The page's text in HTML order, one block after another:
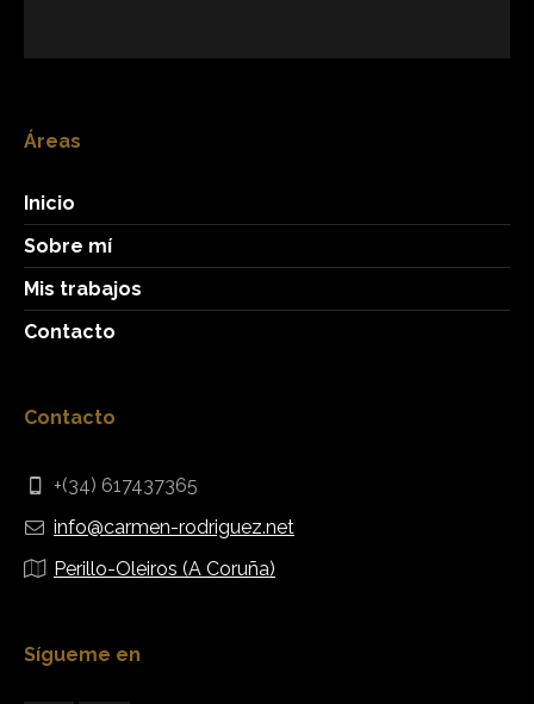
Áreas
Inicio
Sobre mí
Mis trabajos
Contacto
Contacto
+(34) 617437365
info@carmen-rodriguez.net
Perillo-Oleiros (A Coruña)
Sígueme en